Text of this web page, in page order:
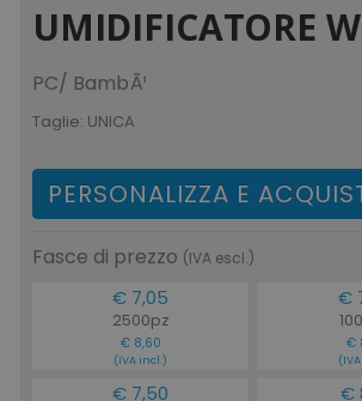
UMIDIFICATORE
PC/ BambÃ¹
Taglie: UNICA
PERSONALIZZA E
Fasce di prezzo (IVA escl.)
€ 7,05
2500pz
€ 8,60
(IVA incl.)
€
€
€ 7,50 €